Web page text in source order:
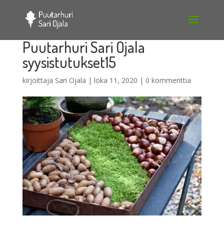
Puutarhuri Sari Ojala
syysistutukset15
kirjoittaja Sari Ojala | loka 11, 2020 | 0 kommenttia